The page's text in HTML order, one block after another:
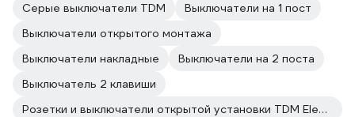
Серые выключатели TDM
Выключатели на 1 пост
Выключатели открытого монтажа
Выключатели накладные
Выключатели на 2 поста
Выключатель 2 клавиши
Розетки и выключатели открытой установки TDM Electric